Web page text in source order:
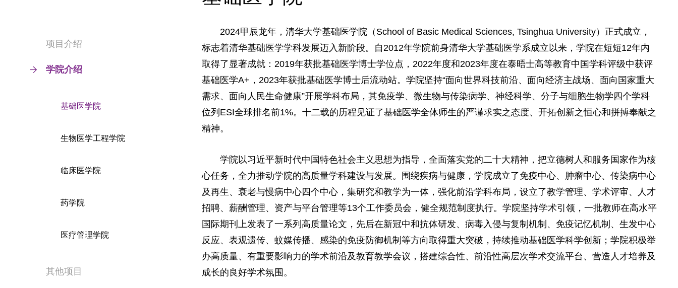
项目介绍
学院介绍
基础医学院
生物医学工程学院
临床医学院
药学院
医疗管理学院
其他项目
2024甲辰龙年，清华大学基础医学院（School of Basic Medical Sciences, Tsinghua University）正式成立，
标志着清华基础医学学科发展迈入新阶段。自2012年学院前身清华大学基础医学系成立以来，学院在短短12年内
取得了显著成就：2019年获批基础医学博士学位点，2022年度和2023年度在泰晤士高等教育中国学科评级中获评
基础医学A+，2023年获批基础医学博士后流动站。学院坚持“面向世界科技前沿、面向经济主战场、面向国家重大
需求、面向人民生命健康”开展学科布局，其免疫学、微生物与传染病学、神经科学、分子与细胞生物学四个学科
位列ESI全球排名前1%。十二载的历程见证了基础医学全体师生的严谨求实之态度、开拓创新之恒心和拼搏奉献之
精神。
学院以习近平新时代中国特色社会主义思想为指导，全面落实党的二十大精神，把立德树人和服务国家作为核
心任务，全力推动学院的高质量学科建设与发展。围绕疾病与健康，学院成立了免疫中心、肿瘤中心、传染病中心
及再生、衰老与慢病中心四个中心，集研究和教学为一体，强化前沿学科布局，设立了教学管理、学术评审、人才
招聘、薪酬管理、资产与平台管理等13个工作委员会，健全规范制度执行。学院坚持学术引领，一批教师在高水平
国际期刊上发表了一系列高质量论文，先后在新冠中和抗体研发、病毒入侵与复制机制、免疫记忆机制、生发中心
反应、表观遗传、蚊媒传播、感染的免疫防御机制等方向取得重大突破，持续推动基础医学科学创新；学院积极举
办高质量、有重要影响力的学术前沿及教育教学会议，搭建综合性、前沿性高层次学术交流平台、营造人才培养及
成长的良好学术氛围。